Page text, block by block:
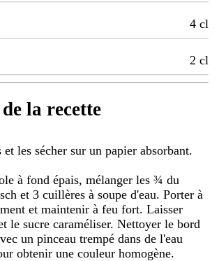
4 cl
2 cl
la recette
les sécher sur un papier absorbant.
à fond épais, mélanger les ¾ du
et 3 cuillères à soupe d'eau. Porter à
et maintenir à feu fort. Laisser
le sucre caraméliser. Nettoyer le bord
un pinceau trempé dans de l'eau
obtenir une couleur homogène.